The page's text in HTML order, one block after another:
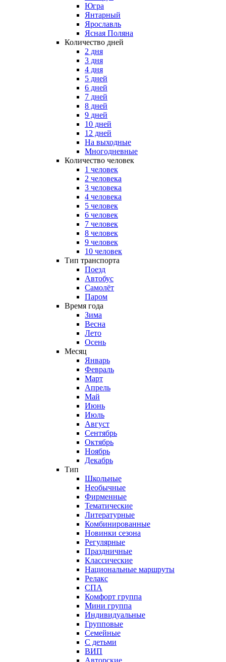
Югра
Янтарный
Ярославль
Ясная Поляна
Количество дней
2 дня
3 дня
4 дня
5 дней
6 дней
7 дней
8 дней
9 дней
10 дней
12 дней
На выходные
Многодневные
Количество человек
1 человек
2 человека
3 человека
4 человека
5 человек
6 человек
7 человек
8 человек
9 человек
10 человек
Тип транспорта
Поезд
Автобус
Самолёт
Паром
Время года
Зима
Весна
Лето
Осень
Месяц
Январь
Февраль
Март
Апрель
Май
Июнь
Июль
Август
Сентябрь
Октябрь
Ноябрь
Декабрь
Тип
Школьные
Необычные
Фирменные
Тематические
Литературные
Комбинированные
Новинки сезона
Регулярные
Праздничные
Классические
Национальные маршруты
Релакс
СПА
Комфорт группа
Мини группа
Индивидуальные
Групповые
Семейные
С детьми
ВИП
Авторские